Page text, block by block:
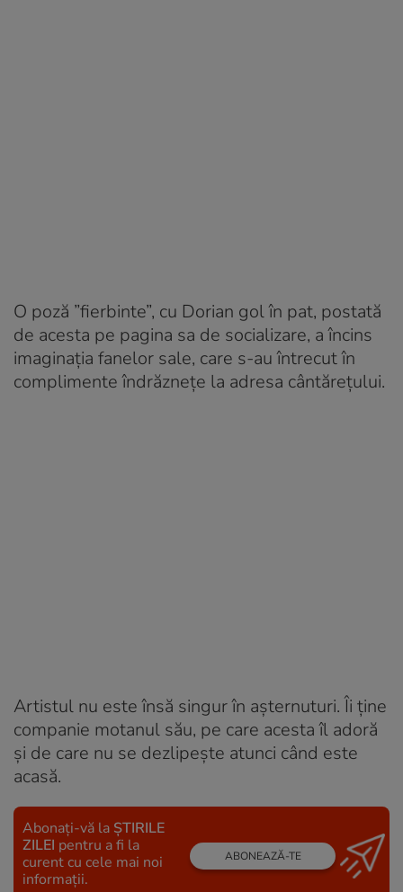
O poză ”fierbinte”, cu Dorian gol în pat, postată
de acesta pe pagina sa de socializare, a încins
imaginația fanelor sale, care s-au întrecut în
complimente îndrăznețe la adresa cântărețului.
Artistul nu este însă singur în așternuturi. Îi ține
companie motanul său, pe care acesta îl adoră
și de care nu se dezlipește atunci când este
acasă.
Abonați-vă la ȘTIRILE
ZILEI pentru a fi la
curent cu cele mai noi
informații.
ABONEAZĂ-TE